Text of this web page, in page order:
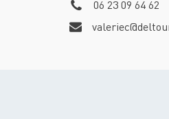
06 23 09 64 62